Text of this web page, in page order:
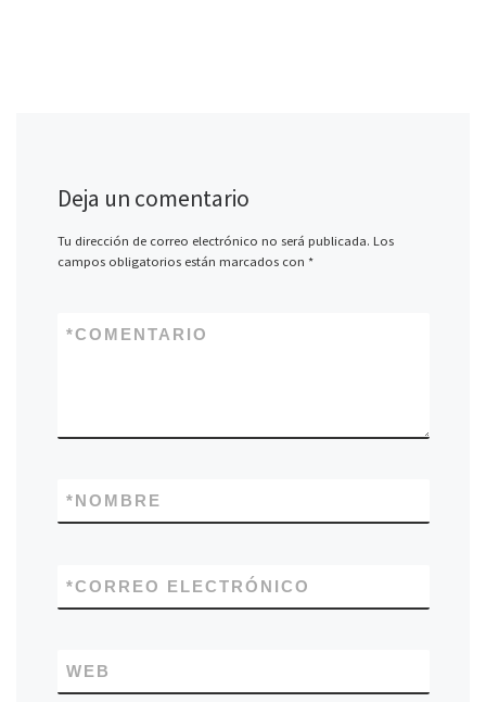
Deja un comentario
Tu dirección de correo electrónico no será publicada. Los
campos obligatorios están marcados con *
COMENTARIO
*
NOMBRE
*
CORREO ELECTRÓNICO
*
WEB